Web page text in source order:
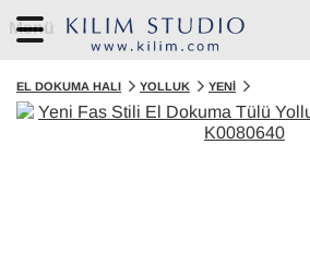
Menü
EL DOKUMA HALI YOLLUK YENI